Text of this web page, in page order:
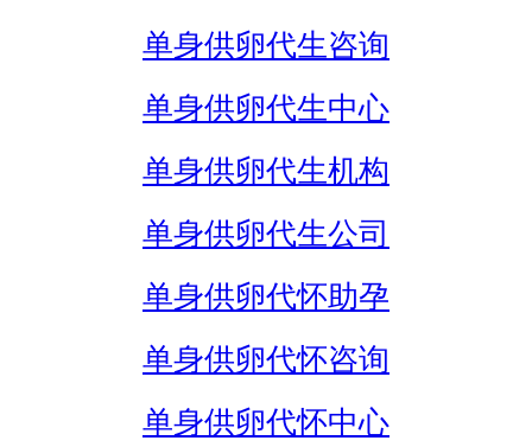
单身供卵代生咨询
单身供卵代生中心
单身供卵代生机构
单身供卵代生公司
单身供卵代怀助孕
单身供卵代怀咨询
单身供卵代怀中心